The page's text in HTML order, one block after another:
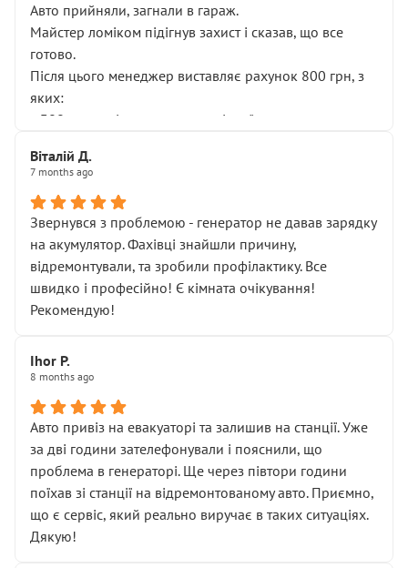
Авто прийняли, загнали в гараж.
Майстер ломіком підігнув захист і сказав, що все
готово.
Після цього менеджер виставляє рахунок 800 грн, з
яких:
• 300 грн — діагностика гальмівної системи
НЕ погоджував
послуга. Тим більше, я був поруч і жодної реальної
діагностики ходової не проводилось. Після
зауваження гроші за цю “послугу” повернули, що
лише підтвердило мою правоту.
Але головне — я виїжджаю з боксу, і скрип у гальмах
залишився таким самим, як і був. Тобто оплачена
Далі ситуація тільки погіршилась:
• сказали, що тепер “потрібно знімати колеса”
• що біля авто стояти вже не можна
• почали озвучувати купу додаткових робіт без
чіткого пояснення
( ну все зняли та доробили) дякую!
Окремий момент, який виглядає абсурдно:
мені заявили, що бачок гальмівної рідини потрібно
міняти разом із головним гальмівним циліндром у
Віталій Д.
7 months ago
Звернувся з проблемою - генератор не давав зарядку
на акумулятор. Фахівці знайшли причину,
відремонтували, та зробили профілактику. Все
швидко і професійно! Є кімната очікування!
Рекомендую!
Ihor P.
8 months ago
Авто привіз на евакуаторі та залишив на станції. Уже
за дві години зателефонували і пояснили, що
проблема в генераторі. Ще через півтори години
поїхав зі станції на відремонтованому авто. Приємно,
що є сервіс, який реально виручає в таких ситуаціях.
Дякую!